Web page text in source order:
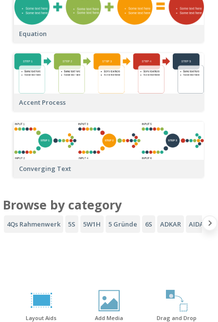
Equation
Accent Process
Converging Text
Browse by category
4Qs Rahmenwerk 5S 5W1H 5 Gründe 6S ADKAR AIDA-
Layout Aids Add Media Drag and Drop